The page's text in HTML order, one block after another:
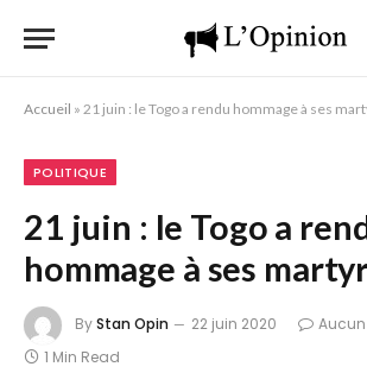
Accueil » 21 juin : le Togo a rendu hommage à ses
POLITIQUE
21 juin : le Togo a
hommage à ses
ByStan Opin 22 juin 2020
1 Min Read